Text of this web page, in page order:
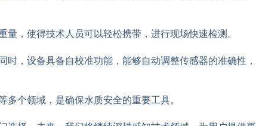
，使得技术人员可以轻松携带，进行现场快速检测。
，设备具备自校准功能，能够自动调整传感器的准确性，
个领域，是确保水质安全的重要工具。